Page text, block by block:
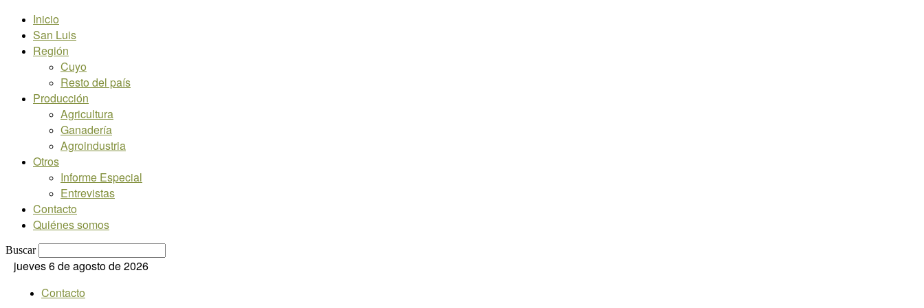
Inicio
San Luis
Región
Cuyo
Resto del país
Producción
Agricultura
Ganadería
Agroindustria
Otros
Informe Especial
Entrevistas
Contacto
Quiénes somos
Buscar
jueves 6 de agosto de 2026
Contacto